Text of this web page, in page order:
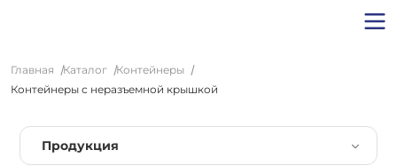
Главная Каталог
Контейнеры
Контейнеры с неразъемной крышкой
Продукция